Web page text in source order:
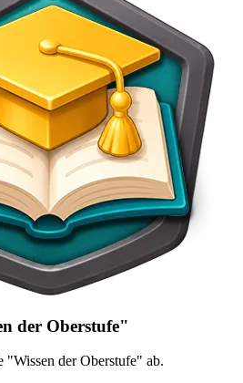
der Oberstufe"
"Wissen der Oberstufe" ab.